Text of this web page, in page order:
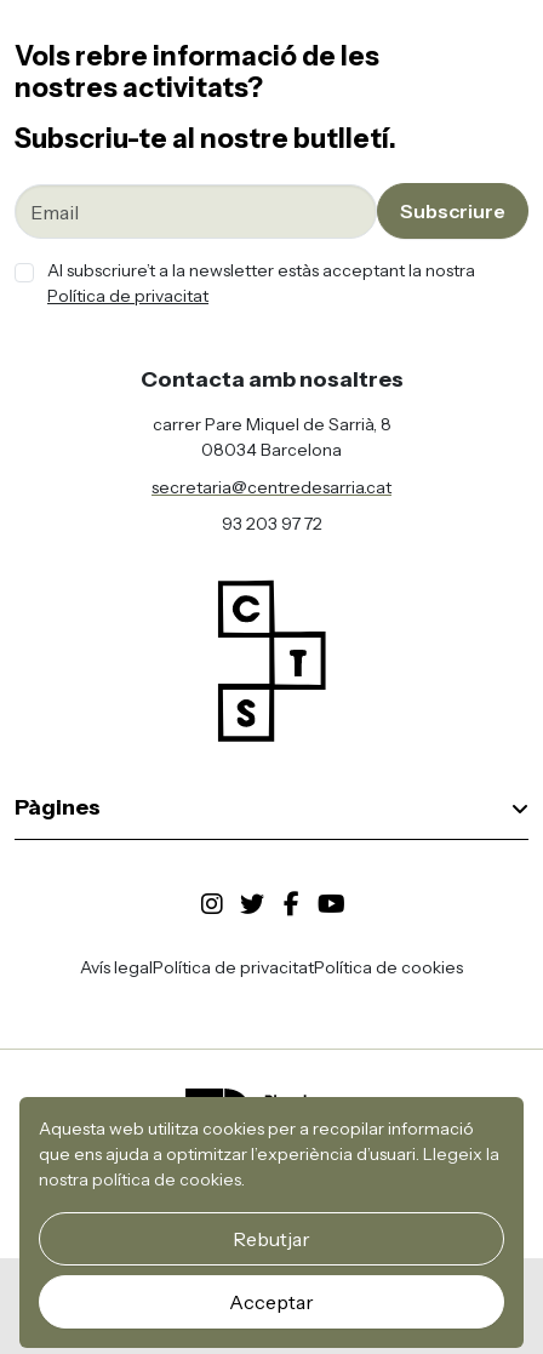
Aquesta web utilitza cookies per a recopilar informació
que ens ajuda a optimitzar l’experiència d’usuari. Llegeix la
nostra política de cookies.
Rebutjar
Acceptar
Vols rebre informació de les
nostres activitats?
Subscriu-te al nostre butlletí.
Subscriure
Al subscriure’t a la newsletter estàs acceptant la nostra
Política de privacitat
Contacta amb nosaltres
carrer Pare Miquel de Sarrià, 8
08034 Barcelona
secretaria@centredesarria.cat
93 203 97 72
Pàgines
Avís legalPolítica de privacitatPolítica de cookies
Desenvolupament i disseny web per Utopig Studio